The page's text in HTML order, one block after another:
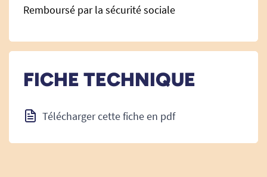
Remboursé par la sécurité sociale
FICHE TECHNIQUE
Télécharger cette fiche en pdf